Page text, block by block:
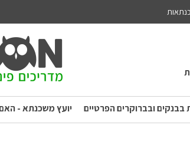
ובברוקרים הפרטיים יועץ משכנתא -